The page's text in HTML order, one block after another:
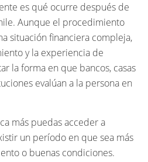
es qué ocurre después de
Aunque el procedimiento
situación financiera compleja,
y la experiencia de
la forma en que bancos, casas
evalúan a la persona en
más puedas acceder a
un período en que sea más
o buenas condiciones.